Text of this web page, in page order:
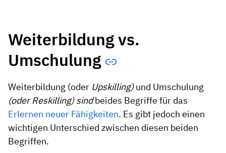
Weiterbildung vs.
Umschulung
Weiterbildung (oder Upskilling)und Umschulung
(oder Reskilling) sindbeides Begriffe für das
Erlernen neuer Fähigkeiten. Es gibt jedoch einen
wichtigen Unterschied zwischen diesen beiden
Begriffen.